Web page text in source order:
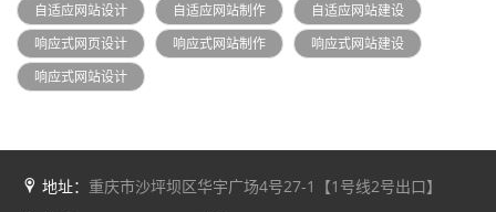
自适应网站设计
自适应网站制作
自适应网站建设
响应式网页设计
响应式网站制作
响应式网站建设
响应式网站设计
地址： 重庆市沙坪坝区华宇广场4号27-1【1号线2号出口】